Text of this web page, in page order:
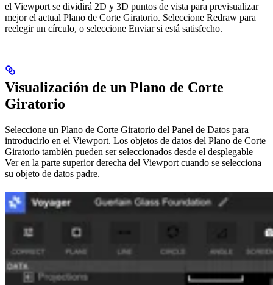
el Viewport se dividirá 2D y 3D puntos de vista para previsualizar
mejor el actual Plano de Corte Giratorio. Seleccione Redraw para
reelegir un círculo, o seleccione Enviar si está satisfecho.
Visualización de un Plano de Corte
Giratorio
Seleccione un Plano de Corte Giratorio del Panel de Datos para
introducirlo en el Viewport. Los objetos de datos del Plano de Corte
Giratorio también pueden ser seleccionados desde el desplegable
Ver en la parte superior derecha del Viewport cuando se selecciona
su objeto de datos padre.